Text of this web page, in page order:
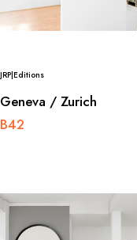
JRP|Editions
Geneva / Zurich
B42